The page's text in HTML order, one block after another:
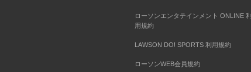
ローソンエンタテインメント ONLINE 利
用規約
LAWSON DO! SPORTS 利用規約
ローソンWEB会員規約